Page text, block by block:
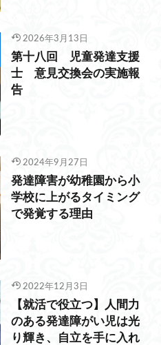
2026年3月13日
第十八回 児童発達支援
士 意見交換会の実施報
告
2024年9月27日
発達障害が幼稚園から小
学校に上がるタイミング
で発覚する理由
2022年12月3日
【就活で役立つ】人間力
のある発達障がい児は光
り輝き、自立を手に入れ